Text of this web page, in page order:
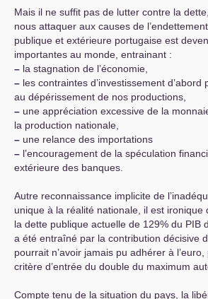
Mais il ne suffit pas de lutter contre la
nous attaquer aux causes de
publique et extérieure portugaise est
importantes au monde, entrainant :
– la stagnation de l’économie,
– les contraintes d’investissement
au dépérissement de nos productions,
– une appréciation excessive de la
la production nationale,
– une relance des importations
– l’encouragement de la spéculation
extérieure des banques.
Autre reconnaissance implicite de
unique à la réalité nationale, il est ironique
la dette publique actuelle de 129% du PIB
a été entraîné par la contribution décisive
pourrait n’avoir jamais pu adhérer à l’euro,
critère d’entrée du double du maximum
Compte tenu de la situation du pays, la